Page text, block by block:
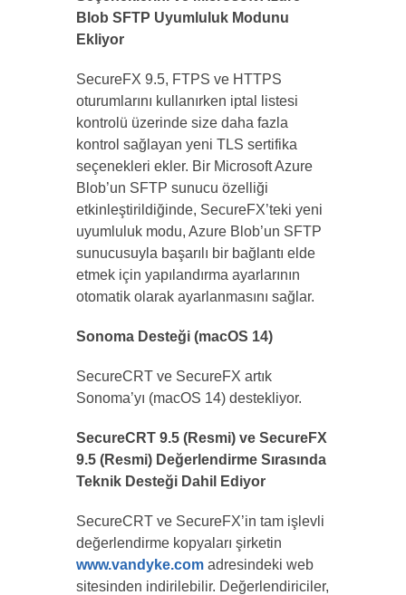
Blob SFTP Uyumluluk Modunu
Ekliyor
SecureFX 9.5, FTPS ve HTTPS
oturumlarını kullanırken iptal listesi
kontrolü üzerinde size daha fazla
kontrol sağlayan yeni TLS sertifika
seçenekleri ekler. Bir Microsoft Azure
Blob’un SFTP sunucu özelliği
etkinleştirildiğinde, SecureFX’teki yeni
uyumluluk modu, Azure Blob’un SFTP
sunucusuyla başarılı bir bağlantı elde
etmek için yapılandırma ayarlarının
otomatik olarak ayarlanmasını sağlar.
Sonoma Desteği (macOS 14)
SecureCRT ve SecureFX artık
Sonoma’yı (macOS 14) destekliyor.
SecureCRT 9.5 (Resmi) ve SecureFX
9.5 (Resmi) Değerlendirme Sırasında
Teknik Desteği Dahil Ediyor
SecureCRT ve SecureFX’in tam işlevli
değerlendirme kopyaları şirketin
www.vandyke.com adresindeki web
sitesinden indirilebilir. Değerlendiriciler,